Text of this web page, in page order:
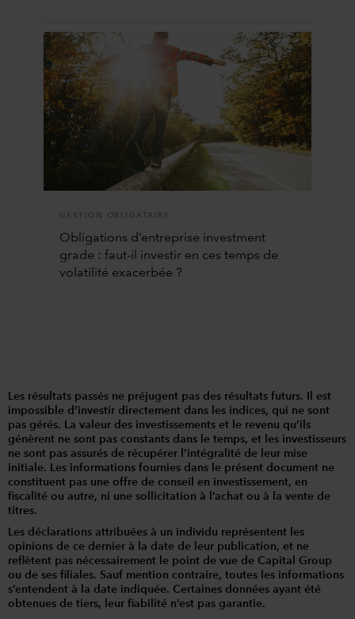
GESTION OBLIGATAIRE
Obligations d’entreprise investment
grade : faut-il investir en ces temps de
volatilité exacerbée ?
Les résultats passés ne préjugent pas des résultats futurs. Il est
impossible d’investir directement dans les indices, qui ne sont
pas gérés. La valeur des investissements et le revenu qu’ils
génèrent ne sont pas constants dans le temps, et les investisseurs
ne sont pas assurés de récupérer l’intégralité de leur mise
initiale. Les informations fournies dans le présent document ne
constituent pas une offre de conseil en investissement, en
fiscalité ou autre, ni une sollicitation à l’achat ou à la vente de
titres.
Les déclarations attribuées à un individu représentent les
opinions de ce dernier à la date de leur publication, et ne
reflètent pas nécessairement le point de vue de Capital Group
ou de ses filiales. Sauf mention contraire, toutes les informations
s’entendent à la date indiquée. Certaines données ayant été
obtenues de tiers, leur fiabilité n’est pas garantie.